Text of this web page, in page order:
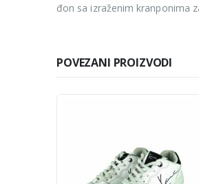
đon sa izraženim kranponima
POVEZANI PROIZVODI